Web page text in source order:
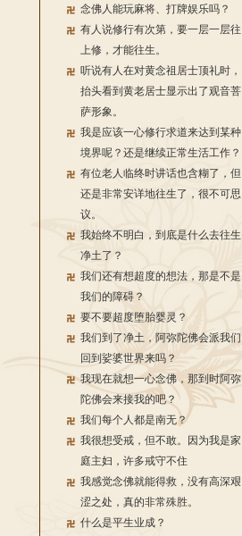
念佛人能玩麻将、打牌娱乐吗？
有人说修行有次第，要一层一层往
上修，才能往生。
听说有人在对黄念祖居士顶礼时，
抬头看到黄老居士显示出了观音菩
萨形象。
我是应该一心修行求道来达到某种
境界呢？还是继续正常生活工作？
有位老人临终时讲话也含糊了，但
还是非常安详地往生了，很不可思
议。
我始终不明白，到底是什么去往生
净土了？
我们还有想超度的想法，那是不是
我们的障碍？
要不要超度堕胎婴灵？
我们到了净土，阿弥陀佛会派我们
回到娑婆世界来吗？
我现在就想一心念佛，那到时阿弥
陀佛会来接我的吧？
我们每个人都是南无？
我很想受戒，但不敢。因为我是家
庭主妇，许多戒守不住
我感觉念佛就能得救，没有高深艰
涩之处，真的非常殊胜。
什么是平生业成？